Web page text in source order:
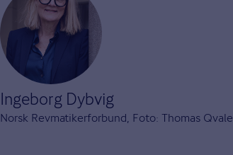
Ingeborg Dybvig
Norsk Revmatikerforbund, Foto: Thomas Qvale